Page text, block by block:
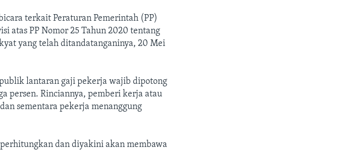
terkait Peraturan Pemerintah (PP)
atas PP Nomor 25 Tahun 2020 tentang
yang telah ditandatanganinya, 20 Mei
lantaran gaji pekerja wajib dipotong
persen. Rinciannya, pemberi kerja atau
sementara pekerja menanggung
dan diyakini akan membawa